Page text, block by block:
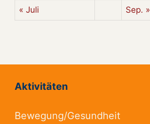
« Juli Sep. »
Aktivitäten
Bewegung/Gesundheit